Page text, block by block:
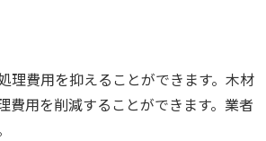
理費用を抑えることができます。木材
用を削減することができます。業者